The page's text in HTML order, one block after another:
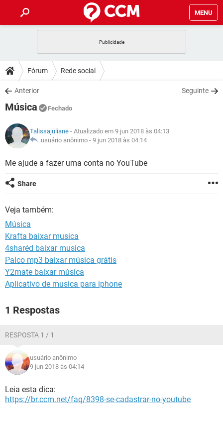
MENU
CELULAR
OUTLOOK
INSTAGRAM
GUIA DE COMPRAS
DICAS
JOGOS
INSTAGRAM GMAIL
GUIA DE COMPRAS
DOWNLOADS
JOGOS
CELULAR
OUTLOOK EXCEL
INSTAGRAM GMAIL
JOGOS WHATSAPP
CELULAR
OUTLOOK EXCEL
INSTAGRAM
GLOSSÁRIO
JOGOS WHATSAPP
INSTAGRAM
GUIA DE COMPRAS
Fórum Rede social
Anterior Seguinte
Música Fechado
Talissajuliane - Atualizado em 9 jun 2018 às 04:13
usuário anônimo - 9 jun 2018 às 04:14
Me ajude a fazer uma conta no YouTube
Share
Veja também:
Música
Krafta baixar musica
4sharéd baixar musica
Palco mp3 baixar música grátis
Y2mate baixar música
Aplicativo de musica para iphone
1 Respostas
RESPOSTA 1 / 1
usuário anônimo
9 jun 2018 às 04:14
Leia esta dica:
https://br.ccm.net/faq/8398-se-cadastrar-no-youtube